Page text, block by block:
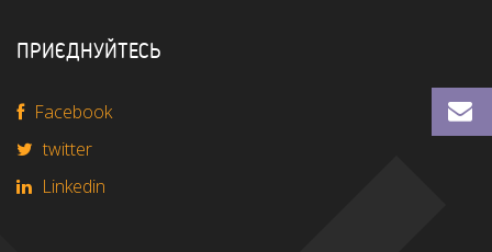
ПРИЄДНУЙТЕСЬ
Facebook
twitter
Linkedin